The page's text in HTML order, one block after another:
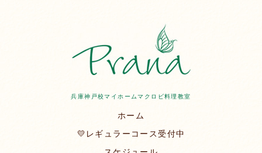
兵庫神戸校マイホームマクロビ料理教室
ホーム
💛レギュラーコース受付中